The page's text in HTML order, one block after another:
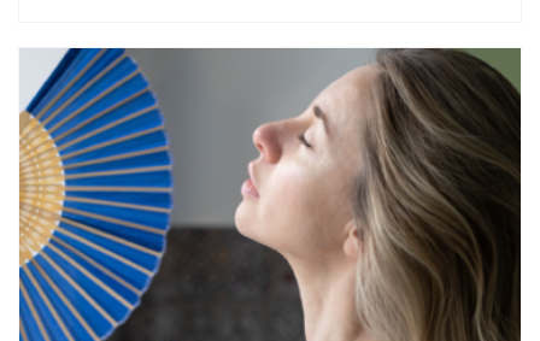
volta durante la gestazione (diabete gestazionale),
mantenere …